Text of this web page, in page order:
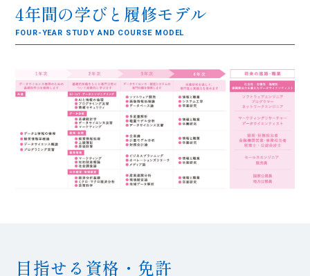
4年間の学びと履修モデル
FOUR-YEAR STUDY AND COURSE MODEL
目指せる資格・免許